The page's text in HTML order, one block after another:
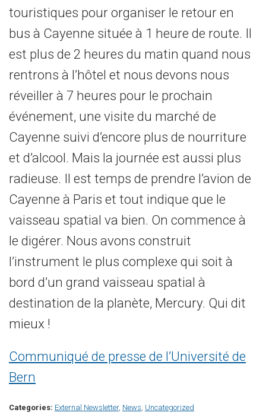
touristiques pour organiser le retour en
bus à Cayenne située à 1 heure de route. Il
est plus de 2 heures du matin quand nous
rentrons à l’hôtel et nous devons nous
réveiller à 7 heures pour le prochain
événement, une visite du marché de
Cayenne suivi d’encore plus de nourriture
et d’alcool. Mais la journée est aussi plus
radieuse. Il est temps de prendre l’avion de
Cayenne à Paris et tout indique que le
vaisseau spatial va bien. On commence à
le digérer. Nous avons construit
l’instrument le plus complexe qui soit à
bord d’un grand vaisseau spatial à
destination de la planète, Mercury. Qui dit
mieux !
Communiqué de presse de l’Université de
Bern
Categories: External Newsletter, News Uncategorized